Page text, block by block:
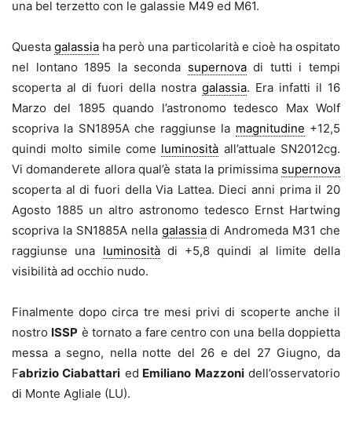
una bel terzetto con le galassie M49 ed M61.
Questagalassia ha però una particolarità e cioè ha ospitato
nel lontano 1895 la seconda supernovadi tutti i tempi
scoperta al di fuori della nostra galassia. Era infatti il 16
Marzo del 1895 quando l’astronomo tedesco Max Wolf
scopriva la SN1895A che raggiunse la magnitudine +12,5
quindi molto simile come luminosità all’attuale SN2012cg.
Vi domanderete allora qual’è stata la primissima supernova
scoperta al di fuori della Via Lattea. Dieci anni prima il 20
Agosto 1885 un altro astronomo tedesco Ernst Hartwing
scopriva la SN1885A nella galassiadi Andromeda M31 che
raggiunse una luminositàdi +5,8 quindi al limite della
visibilità ad occhio nudo.
Finalmente dopo circa tre mesi privi di scoperte anche il
nostro ISSP è tornato a fare centro con una bella doppietta
messa a segno, nella notte del 26 e del 27 Giugno, da
Fabrizio Ciabattari ed Emiliano Mazzonidell’osservatorio
di Monte Agliale (LU).